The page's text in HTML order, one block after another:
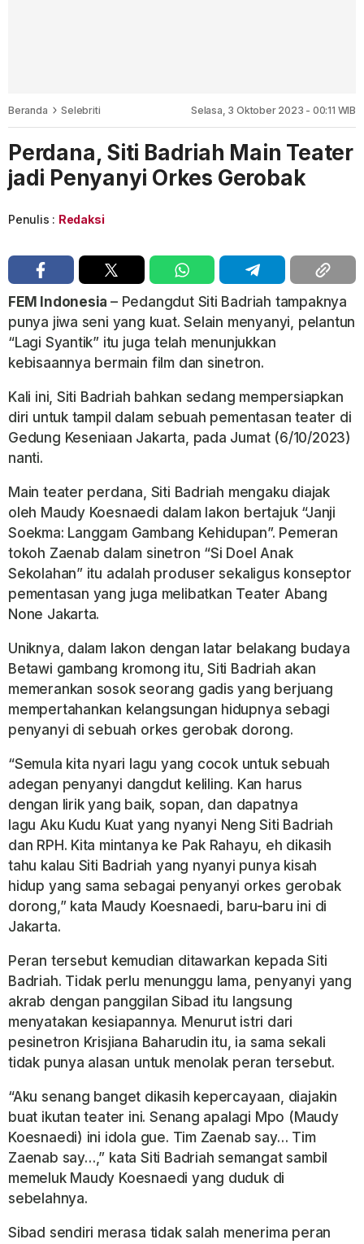
Beranda Selebriti Selasa, 3 Oktober 2023 - 00:11 WIB
Perdana, Siti Badriah Main Teater
jadi Penyanyi Orkes Gerobak
Penulis : Redaksi
FEM Indonesia– Pedangdut Siti Badriah tampaknya
punya jiwa seni yang kuat. Selain menyanyi, pelantun
“Lagi Syantik” itu juga telah menunjukkan
kebisaannya bermain film dan sinetron.
Kali ini, Siti Badriah bahkan sedang mempersiapkan
diri untuk tampil dalam sebuah pementasan teater di
Gedung Keseniaan Jakarta, pada Jumat (6/10/2023)
nanti.
Main teater perdana, Siti Badriah mengaku diajak
oleh Maudy Koesnaedi dalam lakon bertajuk “Janji
Soekma: Langgam Gambang Kehidupan”. Pemeran
tokoh Zaenab dalam sinetron “Si Doel Anak
Sekolahan” itu adalah produser sekaligus konseptor
pementasan yang juga melibatkan Teater Abang
None Jakarta.
Uniknya, dalam lakon dengan latar belakang budaya
Betawi gambang kromong itu, Siti Badriah akan
memerankan sosok seorang gadis yang berjuang
mempertahankan kelangsungan hidupnya sebagi
penyanyi di sebuah orkes gerobak dorong.
“Semula kita nyari lagu yang cocok untuk sebuah
adegan penyanyi dangdut keliling. Kan harus
dengan lirik yang baik, sopan, dan dapatnya
lagu Aku Kudu Kuat yang nyanyi Neng Siti Badriah
dan RPH. Kita mintanya ke Pak Rahayu, eh dikasih
tahu kalau Siti Badriah yang nyanyi punya kisah
hidup yang sama sebagai penyanyi orkes gerobak
dorong,” kata Maudy Koesnaedi, baru-baru ini di
Jakarta.
Peran tersebut kemudian ditawarkan kepada Siti
Badriah. Tidak perlu menunggu lama, penyanyi yang
akrab dengan panggilan Sibad itu langsung
menyatakan kesiapannya. Menurut istri dari
pesinetron Krisjiana Baharudin itu, ia sama sekali
tidak punya alasan untuk menolak peran tersebut.
“Aku senang banget dikasih kepercayaan, diajakin
buat ikutan teater ini. Senang apalagi Mpo (Maudy
Koesnaedi) ini idola gue. Tim Zaenab say… Tim
Zaenab say…,” kata Siti Badriah semangat sambil
memeluk Maudy Koesnaedi yang duduk di
sebelahnya.
Sibad sendiri merasa tidak salah menerima peran